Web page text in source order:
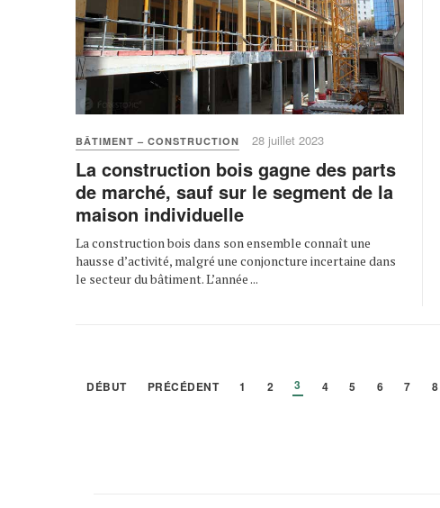
BÂTIMENT – CONSTRUCTION 28 juillet 2023
La construction bois gagne des parts
de marché, sauf sur le segment de la
maison individuelle
La construction bois dans son ensemble connaît une
hausse d’activité, malgré une conjoncture incertaine dans
le secteur du bâtiment. L’année ...
DÉBUT PRÉCÉDENT 1 2 3 4 5 6 7 8